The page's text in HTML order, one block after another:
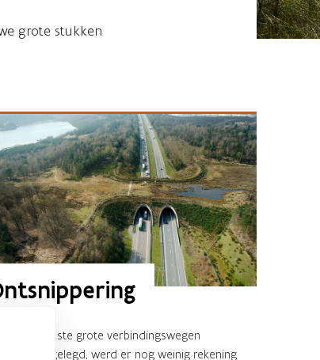
grote stukken
de meeste grote verbindingswegen
aangelegd, werd er nog weinig rekening